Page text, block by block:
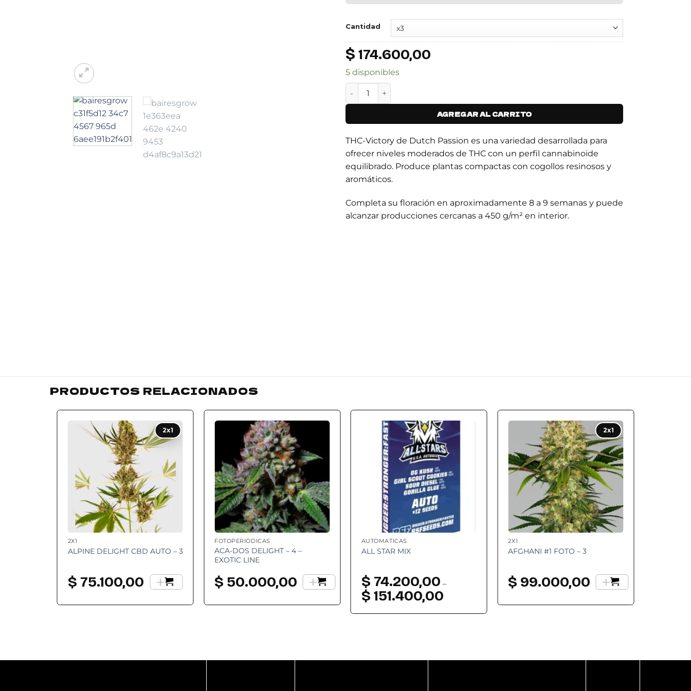
Cantidad
$ 174.600,00
5 disponibles
THC-VICTORY cantidad
AGREGAR AL CARRITO
THC-Victory de Dutch Passion es una variedad desarrollada para
ofrecer niveles moderados de THC con un perfil cannabinoide
equilibrado. Produce plantas compactas con cogollos resinosos y
aromáticos.
Completa su floración en aproximadamente 8 a 9 semanas y puede
alcanzar producciones cercanas a 450 g/m² en interior.
PRODUCTOS RELACIONADOS
2x1
Add to
wishlist
2X1
ALPINE DELIGHT CBD AUTO – 3
$ 75.100,00 +
FOTOPERIÓDICAS
ACA-DOS DELIGHT – 4 –
EXOTIC LINE
$ 50.000,00 +
wishlist
AUTOMÁTICAS
ALL STAR MIX
$ 74.200,00 –
$ 151.400,00Rango
de
desde
2x1
Add to
wishlist
2X1
AFGHANI #1 FOTO – 3
$ 99.000,00 +